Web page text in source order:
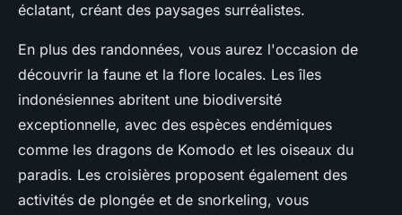
éclatant, créant des paysages surréalistes.
En plus des randonnées, vous aurez l'occasion de
découvrir la faune et la flore locales. Les îles
indonésiennes abritent une biodiversité
exceptionnelle, avec des espèces endémiques
comme les dragons de Komodo et les oiseaux du
paradis. Les croisières proposent également des
activités de plongée et de snorkeling, vous